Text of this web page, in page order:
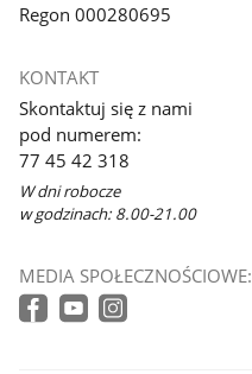
Regon 000280695
KONTAKT
Skontaktuj się z nami
pod numerem:
77 45 42 318
W dni robocze
w godzinach: 8.00-21.00
MEDIA SPOŁECZNOŚCIOWE: